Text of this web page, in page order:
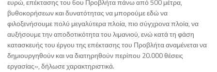
ευρώ, επέκτασης του 6ου Προβλήτα πάνω από 500 μέτρα,
βυθοκορήσεων και δυνατότητας να μπορούμε εδώ να
φιλοξενήσουμε πολύ μεγαλύτερα πλοία, πιο σύγχρονα πλοία, να
αυξήσουμε την αποδοτικότητα του λιμανιού, ενώ κατά τη φάση
κατασκευής του έργου της επέκτασης του Προβλήτα αναμένεται να
δημιουργηθούν και να διατηρηθούν περίπου 20.000 θέσεις
εργασίας», δήλωσε χαρακτηριστικά.